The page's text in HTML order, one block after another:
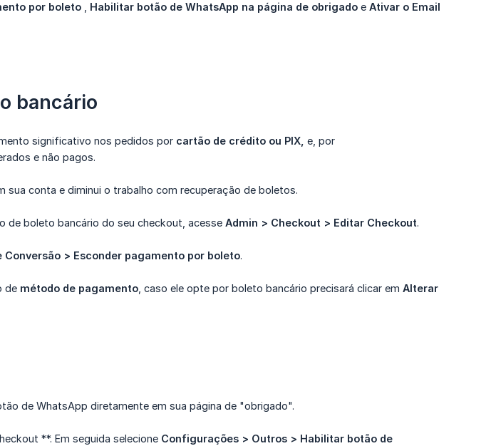
por boleto Habilitar botão de WhatsApp na página de obrigado e Ativar o Email
bancário
significativo nos pedidos por cartão de crédito ou PIX, e, por
e não pagos.
conta e diminui o trabalho com recuperação de boletos.
de boleto bancário do seu checkout, acesse Admin > Checkout > Editar Checkout.
> Esconder pagamento por boleto.
de método de pagamento , caso ele opte por boleto bancário precisará clicar em Alterar
de WhatsApp diretamente em sua página de "obrigado".
**. Em seguida selecione Configurações > Outros > Habilitar botão de